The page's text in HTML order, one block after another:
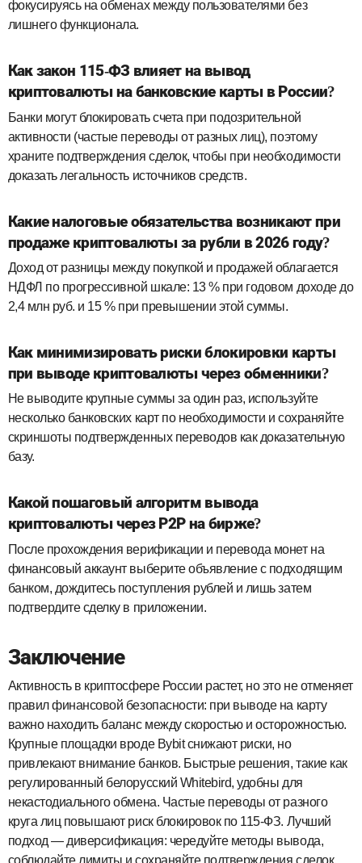
фокусируясь на обменах между пользователями без
лишнего функционала.
Как закон 115‑ФЗ влияет на вывод
криптовалюты на банковские карты в России?
Банки могут блокировать счета при подозрительной
активности (частые переводы от разных лиц), поэтому
храните подтверждения сделок, чтобы при необходимости
доказать легальность источников средств.
Какие налоговые обязательства возникают при
продаже криптовалюты за рубли в 2026 году?
Доход от разницы между покупкой и продажей облагается
НДФЛ по прогрессивной шкале: 13 % при годовом доходе до
2,4 млн руб. и 15 % при превышении этой суммы.
Как минимизировать риски блокировки карты
при выводе криптовалюты через обменники?
Не выводите крупные суммы за один раз, используйте
несколько банковских карт по необходимости и сохраняйте
скриншоты подтвержденных переводов как доказательную
базу.
Какой пошаговый алгоритм вывода
криптовалюты через P2P на бирже?
После прохождения верификации и перевода монет на
финансовый аккаунт выберите объявление с подходящим
банком, дождитесь поступления рублей и лишь затем
подтвердите сделку в приложении.
Заключение
Активность в криптосфере России растет, но это не отменяет
правил финансовой безопасности: при выводе на карту
важно находить баланс между скоростью и осторожностью.
Крупные площадки вроде Bybit снижают риски, но
привлекают внимание банков. Быстрые решения, такие как
регулированный белорусский Whitebird, удобны для
некастодиального обмена. Частые переводы от разного
круга лиц повышают риск блокировок по 115‑ФЗ. Лучший
подход — диверсификация: чередуйте методы вывода,
соблюдайте лимиты и сохраняйте подтверждения сделок.